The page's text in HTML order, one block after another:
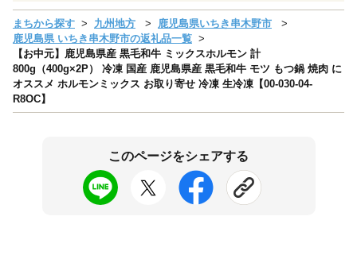
まちから探す 九州地方
鹿児島県いちき串木野市
鹿児島県 いちき串木野市の返礼品一覧
【お中元】鹿児島県産 黒毛和牛 ミックスホルモン 計
800g（400g×2P） 冷凍 国産 鹿児島県産 黒毛和牛 モツ もつ鍋 焼肉 に
オススメ ホルモンミックス お取り寄せ 冷凍 生冷凍【00-030-04-
R8OC】
このページをシェアする